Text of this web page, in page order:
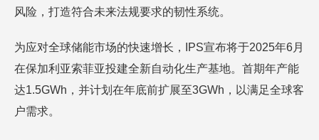
风险，打造符合未来法规要求的韧性系统。
为应对全球储能市场的快速增长，IPS宣布将于2025年6月
在保加利亚索菲亚投建全新自动化生产基地。首期年产能
达1.5GWh，并计划在年底前扩展至3GWh，以满足全球客
户需求。